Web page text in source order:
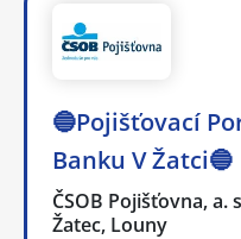
🔵Pojišťovací
Banku V Žatci🔵
ČSOB Pojišťovna, a.
Žatec, Louny